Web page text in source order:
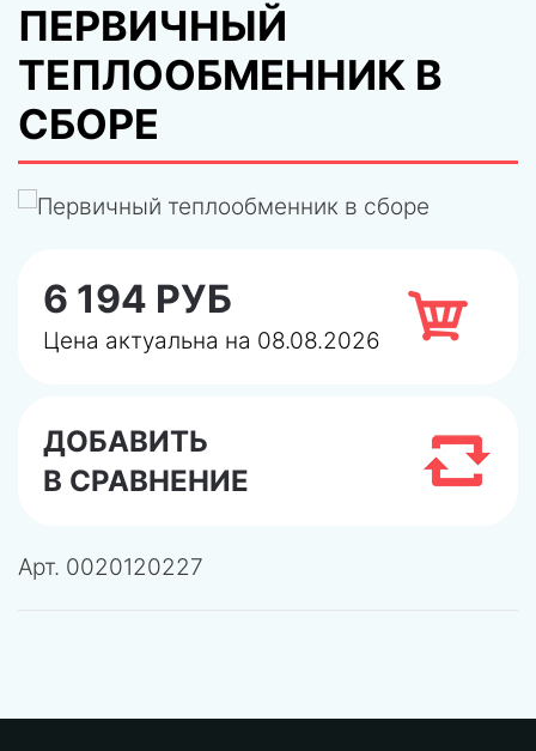
ПЕРВИЧНЫЙ
ТЕПЛООБМЕННИК В
СБОРЕ
6 194 РУБ
Цена актуальна на 08.08.2026
ДОБАВИТЬ
В СРАВНЕНИЕ
Арт. 0020120227